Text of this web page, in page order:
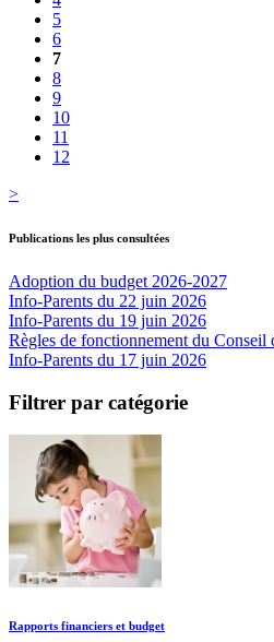
5
6
7
8
9
10
11
12
>
Publications les plus consultées
Adoption du budget 2026-2027
Info-Parents du 22 juin 2026
Info-Parents du 19 juin 2026
Règles de fonctionnement du Conseil
Info-Parents du 17 juin 2026
Filtrer par catégorie
Rapports financiers et budget